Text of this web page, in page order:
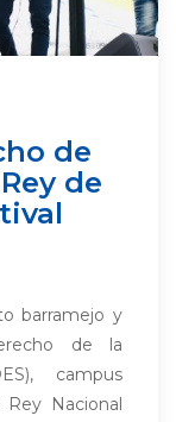
de
de
barramejo y
de la
campus
Nacional